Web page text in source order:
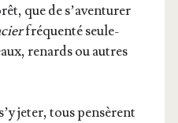
que de s’a­ven­tu­rer
fré­quen­té seule­
renards ou autres
jeter, tous pen­sèrent